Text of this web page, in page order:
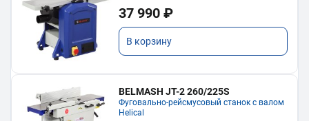
37 990 ₽
В корзину
BELMASH JT-2 260/225S
Фуговально-рейсмусовый станок с валом
Helical